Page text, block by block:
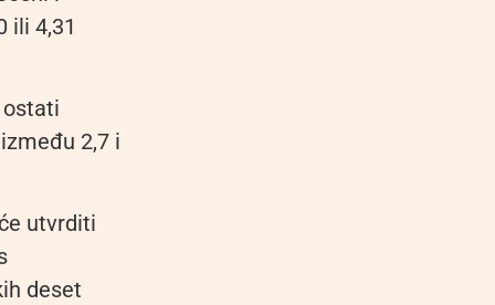
ili 4,31
ostati
2,7 i
utvrditi
deset